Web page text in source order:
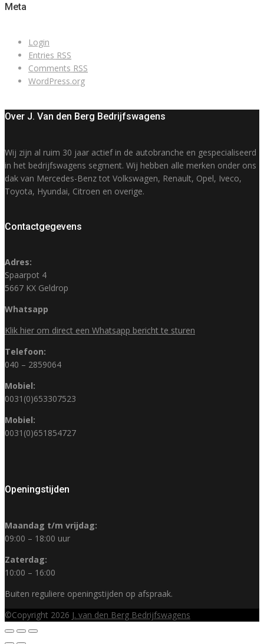
Meta
Login
Entries RSS
Comments RSS
WordPress.org
Over J. Van den Berg Bedrijfswagens
Wij zijn al ruim 30 jaar actief in de autobranche en gespecialiseerd
in het bedrijfswagens segment. Wij hebben alle merken onder ons
dak van Mercedes-Benz tot Volkswagen, Renault, Opel, Iveco,
Toyota, Hyundai, Citroen en overige.
Contactgegevens
Adres:
Spaarpot 4
5667 KX Geldrop
Whatsapp
Klik hier om direct een Whatsapp bericht te sturen
Telefoon:
040 – 2859064
Mobiel:
0031(0)653307523
Mobiel:
0031(0)651854727
Openingstijden
Maandag t/m vrijdag:
09:00 – 18:00 uur
Zaterdag:
10:00 – 16:00
Buiten reguliere openingstijden op afspraak.
©Copyright 2026 J. van den Berg Bedrijfswagens